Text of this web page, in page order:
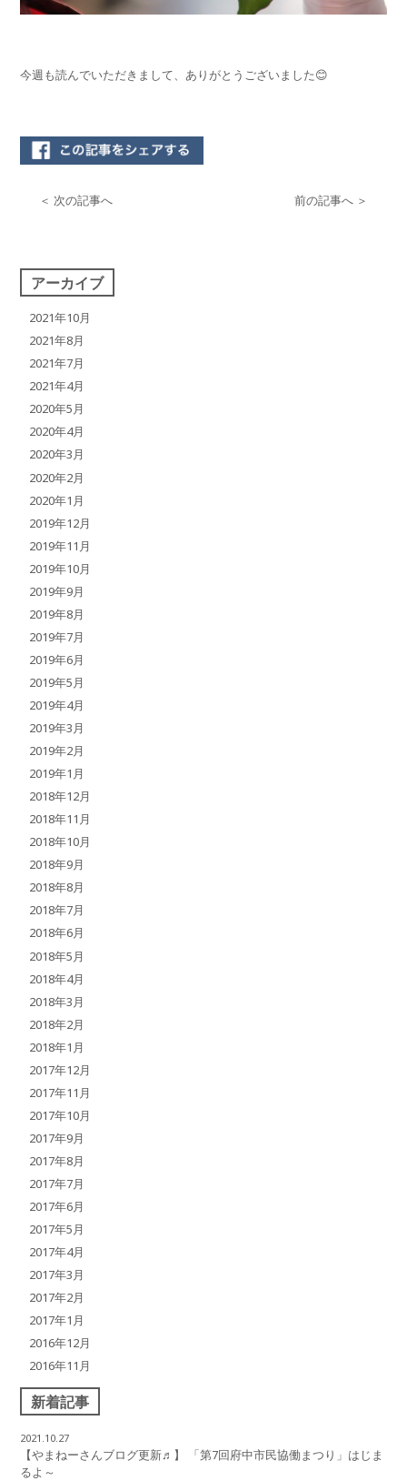
今週も読んでいただきまして、ありがとうございました😊
＜ 次の記事へ 前の記事へ ＞
アーカイブ
2021年10月
2021年8月
2021年7月
2021年4月
2020年5月
2020年4月
2020年3月
2020年2月
2020年1月
2019年12月
2019年11月
2019年10月
2019年9月
2019年8月
2019年7月
2019年6月
2019年5月
2019年4月
2019年3月
2019年2月
2019年1月
2018年12月
2018年11月
2018年10月
2018年9月
2018年8月
2018年7月
2018年6月
2018年5月
2018年4月
2018年3月
2018年2月
2018年1月
2017年12月
2017年11月
2017年10月
2017年9月
2017年8月
2017年7月
2017年6月
2017年5月
2017年4月
2017年3月
2017年2月
2017年1月
2016年12月
2016年11月
新着記事
2021.10.27
【やまねーさんブログ更新♬】 「第7回府中市民協働まつり」はじま
るよ～